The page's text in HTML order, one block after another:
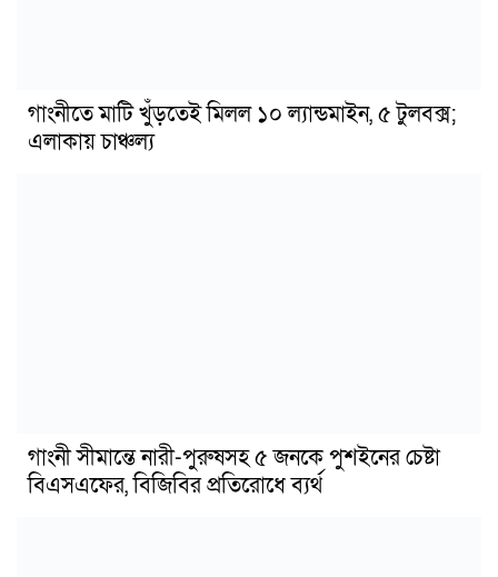
গাংনীতে মাটি খুঁড়তেই মিলল ১০ ল্যান্ডমাইন, ৫ টুলবক্স;
এলাকায় চাঞ্চল্য
গাংনী সীমান্তে নারী-পুরুষসহ ৫ জনকে পুশইনের চেষ্টা
বিএসএফের, বিজিবির প্রতিরোধে ব্যর্থ